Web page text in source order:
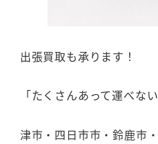
出張買取も承ります！
「たくさんあって運べ
津市・四日市市・鈴鹿市